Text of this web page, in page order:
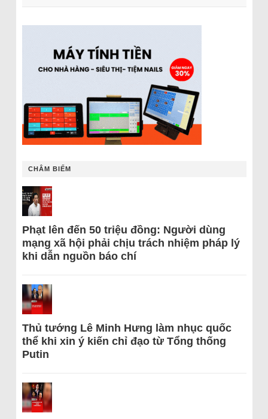
CHÂM BIẾM
Phạt lên đến 50 triệu đồng: Người dùng
mạng xã hội phải chịu trách nhiệm pháp lý
khi dẫn nguồn báo chí
Thủ tướng Lê Minh Hưng làm nhục quốc
thể khi xin ý kiến chỉ đạo từ Tổng thống
Putin